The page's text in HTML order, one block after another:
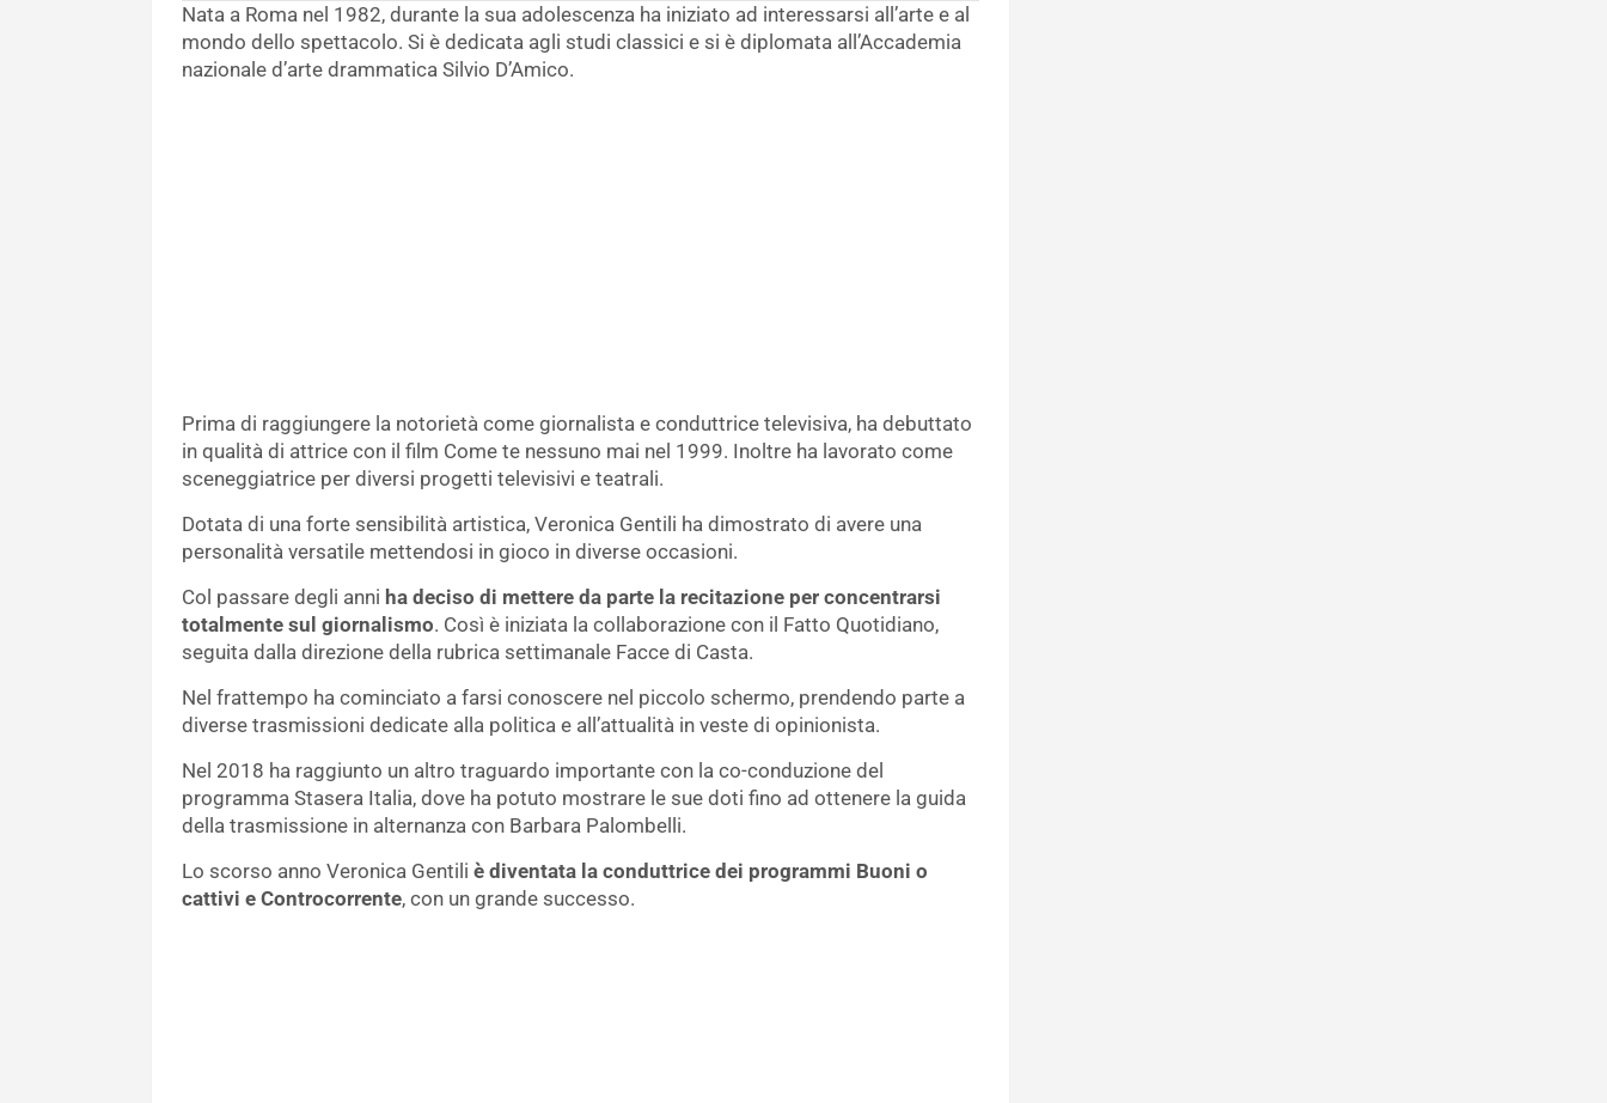
Nata a Roma nel 1982, durante la sua adolescenza ha iniziato ad interessarsi all’arte e al
mondo dello spettacolo. Si è dedicata agli studi classici e si è diplomata all’Accademia
nazionale d’arte drammatica Silvio D’Amico.
Prima di raggiungere la notorietà come giornalista e conduttrice televisiva, ha debuttato
in qualità di attrice con il film Come te nessuno mai nel 1999. Inoltre ha lavorato come
sceneggiatrice per diversi progetti televisivi e teatrali.
Dotata di una forte sensibilità artistica, Veronica Gentili ha dimostrato di avere una
personalità versatile mettendosi in gioco in diverse occasioni.
Col passare degli anni ha deciso di mettere da parte la recitazione per concentrarsi
totalmente sul giornalismo. Così è iniziata la collaborazione con il Fatto Quotidiano,
seguita dalla direzione della rubrica settimanale Facce di Casta.
Nel frattempo ha cominciato a farsi conoscere nel piccolo schermo, prendendo parte a
diverse trasmissioni dedicate alla politica e all’attualità in veste di opinionista.
Nel 2018 ha raggiunto un altro traguardo importante con la co-conduzione del
programma Stasera Italia, dove ha potuto mostrare le sue doti fino ad ottenere la guida
della trasmissione in alternanza con Barbara Palombelli.
Lo scorso anno Veronica Gentili è diventata la conduttrice dei programmi Buoni o
cattivi e Controcorrente, con un grande successo.